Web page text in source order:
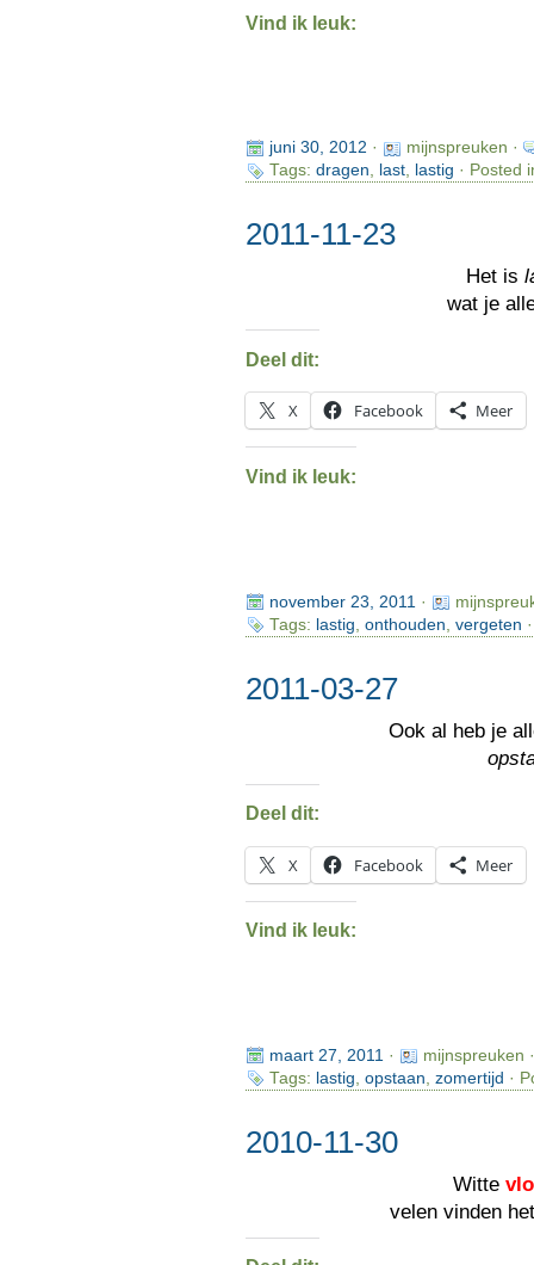
Vind ik leuk:
juni 30, 2012 ·
mijnspreuken ·
Tags: dragen, last, lastig · Posted
2011-11-23
Het is
wat je
Deel dit:
X Facebook Meer
Vind ik leuk:
november 23, 2011 ·
Tags: lastig onthouden vergeten
2011-03-27
Ook al heb je
Deel dit:
X Facebook Meer
Vind ik leuk:
maart 27, 2011 ·
mijnspreuken
Tags: lastig opstaan zomertijd ·
2010-11-30
Witte
velen vinden